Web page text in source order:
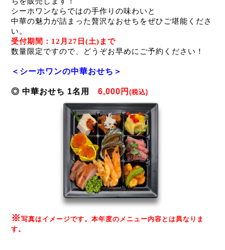
シーホワンならではの手作りの味わいと
中華の魅力が詰まった贅沢なおせちをぜひご堪能くださ
い。
受付期間：12月27日(土)まで
数量限定ですので、どうぞお早めにご予約ください！
＜シーホワンの中華おせち ＞
◎ 中華おせち 1名用 6,000円 (税込)
※ 写真はイメージです。本年度のメニュー内容とは異なりま
す。